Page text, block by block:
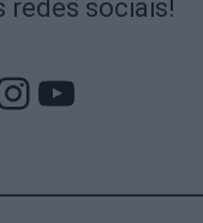
redes sociais!
YouTube